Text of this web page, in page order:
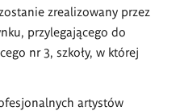
zrealizowany przez
przylegającego do
nr 3, szkoły, w której
artystów